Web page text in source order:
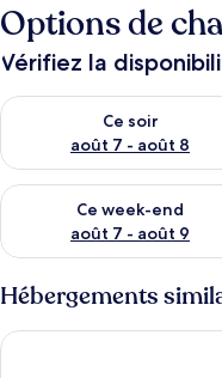
Options de
Vérifiez la
Ce soir
août 7 - août 8
Vérifier la disponibilité
Ce week-end
août 7 - août 9
Vérifier la disponibilité
Hébergements
Bungalós Mar Menor